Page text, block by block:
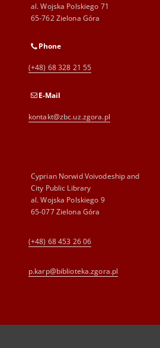
al. Wojska Polskiego 71
65-762 Zielona Góra
Phone
(+48) 68 328 21 55
E-Mail
kontakt@zbc.uz.zgora.pl
Cyprian Norwid Voivodeship and
City Public Library
al. Wojska Polskiego 9
65-077 Zielona Góra
(+48) 68 453 26 06
p.karp@biblioteka.zgora.pl